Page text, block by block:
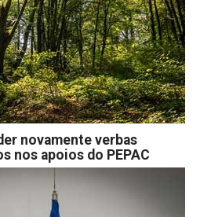
novamente verbas
nos apoios do PEPAC